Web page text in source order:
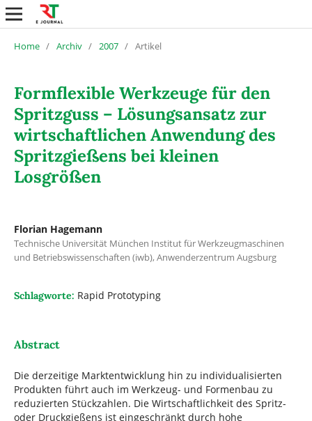
Home / Archiv / 2007 / Artikel
Formflexible Werkzeuge für den
Spritzguss – Lösungsansatz zur
wirtschaftlichen Anwendung des
Spritzgießens bei kleinen
Losgrößen
Florian Hagemann
Technische Universität München Institut für Werkzeugmaschinen
und Betriebswissenschaften (iwb), Anwenderzentrum Augsburg
Schlagworte: Rapid Prototyping
Abstract
Die derzeitige Marktentwicklung hin zu individualisierten
Produkten führt auch im Werkzeug- und Formenbau zu
reduzierten Stückzahlen. Die Wirtschaftlichkeit des Spritz-
oder Druckgießens ist eingeschränkt durch hohe